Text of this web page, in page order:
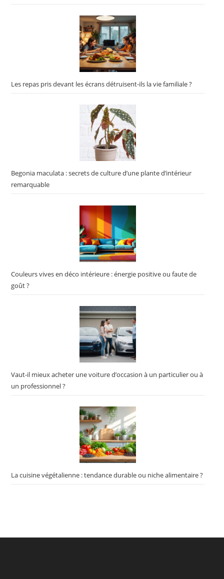
Les repas pris devant les écrans détruisent-ils la vie familiale ?
Begonia maculata : secrets de culture d’une plante d’intérieur
remarquable
Couleurs vives en déco intérieure : énergie positive ou faute de
goût ?
Vaut-il mieux acheter une voiture d’occasion à un particulier ou à
un professionnel ?
La cuisine végétalienne : tendance durable ou niche alimentaire ?